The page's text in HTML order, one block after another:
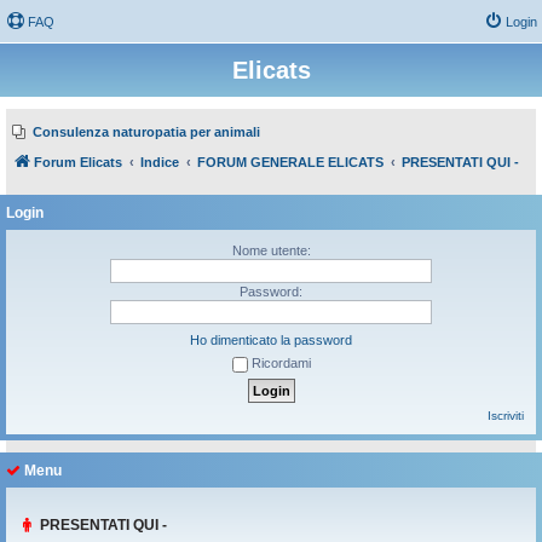
FAQ Login
Elicats
Consulenza naturopatia per animali
Forum Elicats Indice FORUM GENERALE ELICATS PRESENTATI QUI -
Login
Nome utente:
Password:
Ho dimenticato la password
Ricordami
Iscriviti
Menu
PRESENTATI QUI -